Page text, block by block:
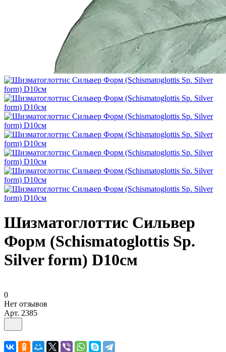
Шизматоглоттис Сильвер
Форм (Schismatoglottis Sp.
Silver form) D10см
0
Нет отзывов
Арт. 2385